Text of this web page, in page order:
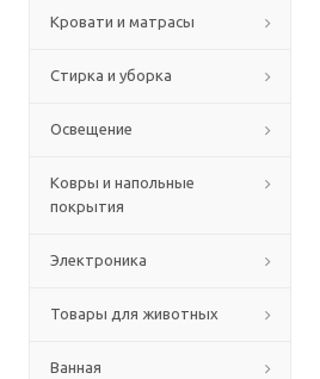
Кровати и матрасы
Стирка и уборка
Освещение
Ковры и напольные
покрытия
Электроника
Товары для животных
Ванная